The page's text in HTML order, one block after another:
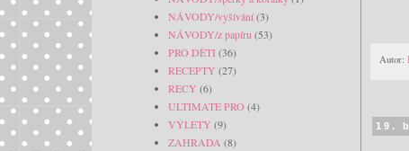
Autor:
19.
NÁVODY/vyšívání(3)
NÁVODY/z papíru (53)
PRO DĚTI(36)
RECEPTY (27)
RECY (6)
ULTIMATE PRO (4)
VÝLETY (9)
ZAHRADA (8)